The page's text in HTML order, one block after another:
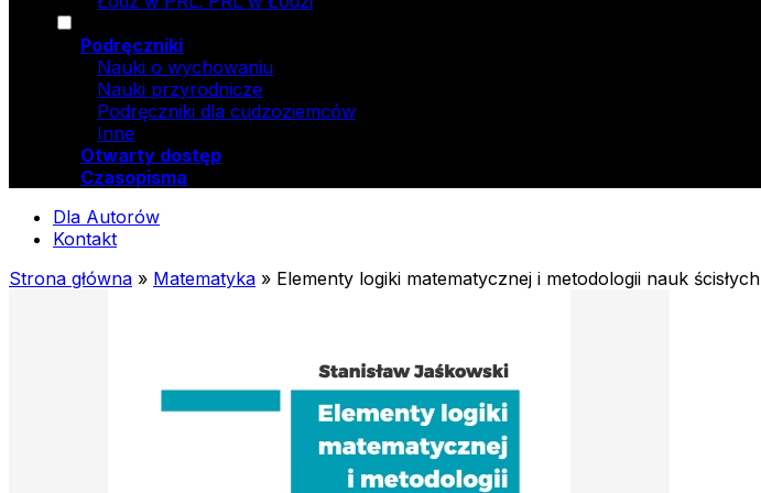
Podręczniki
Nauki o wychowaniu
Nauki przyrodnicze
Podręczniki dla cudzoziemców
Inne
Otwarty dostęp
Czasopisma
Dla Autorów
Kontakt
Strona główna » Matematyka » Elementy logiki matematycznej i metodologii nauk ścisłych